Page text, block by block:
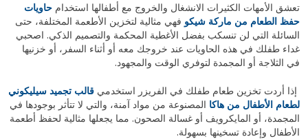
تعشق الأمهات الكثيرات الانشغال والخروج مع أطفالها استخدام حاويات
حفظ الطعام من ماركة شيكو فهي مثالية لتخزين الأطعمة المختلفة، حتى
السائلة التي لن تنسكب بفضل الأغطية المحكمة والتصميم الذكي. اصحبي
غداء طفلك في هذه الحاويات عند خروجك معه أو أثناء السفر، أو خزنيها
في الثلاجة أو المجمدة لتوفري الوقت والمجهود.
إذا أردت تخزين طعام طفلك في الفريزر استخدمي قالب تجميد سيليكوني
لطعام الأطفال من هاكا المصنوعة من مواد آمنة، والتي لا تتأثر بوجودها في
المجمدة، أو المايكرويف أو غسالة الصحون. مما يجعلها مثالية لحفظ أطعمة
الأطفال وإعادة تسخينها بسهولة.